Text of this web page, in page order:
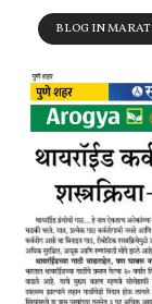
BLOG IN